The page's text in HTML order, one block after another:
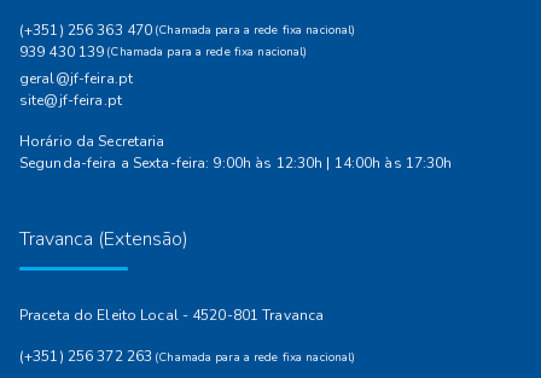
(+351) 256 363 470 (Chamada para a rede fixa nacional)
939 430 139 (Chamada para a rede fixa nacional)
geral@jf-feira.pt
site@jf-feira.pt
Horário da Secretaria
Segunda-feira a Sexta-feira: 9:00h às 12:30h | 14:00h às 17:30h
Travanca (Extensão)
Praceta do Eleito Local - 4520-801 Travanca
(+351) 256 372 263 (Chamada para a rede fixa nacional)